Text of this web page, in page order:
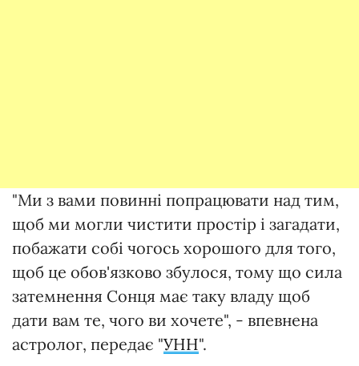
"Ми з вами повинні попрацювати над тим,
щоб ми могли чистити простір і загадати,
побажати собі чогось хорошого для того,
щоб це обов'язково збулося, тому що сила
затемнення Сонця має таку владу щоб
дати вам те, чого ви хочете", - впевнена
астролог, передає "УНН".